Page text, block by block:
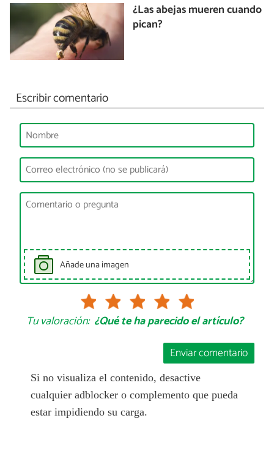
¿Las abejas mueren cuando
pican?
Escribir comentario
Añade una imagen
Tu valoración: ¿Qué te ha parecido el artículo?
Enviar comentario
Si no visualiza el contenido, desactive
cualquier adblocker o complemento que pueda
estar impidiendo su carga.